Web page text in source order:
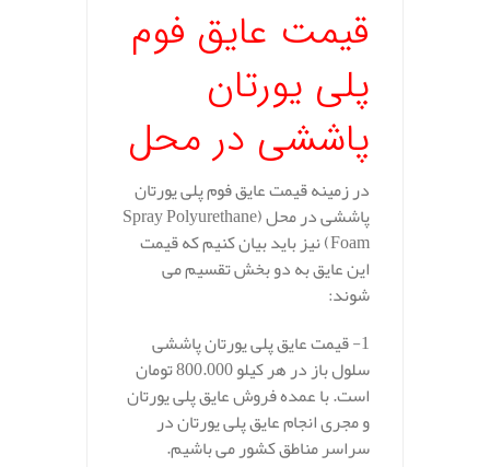
قیمت عایق فوم
پلی یورتان
پاششی در محل
در زمینه قیمت عایق فوم پلی یورتان
پاششی در محل (Spray Polyurethane
Foam) نیز باید بیان کنیم که قیمت
این عایق به دو بخش تقسیم می
شوند:
1- قیمت عایق پلی یورتان پاششی
سلول باز در هر کیلو 800.000 تومان
است. با عمده فروش عایق پلی یورتان
و مجری انجام عایق پلی یورتان در
سراسر مناطق کشور می باشیم.